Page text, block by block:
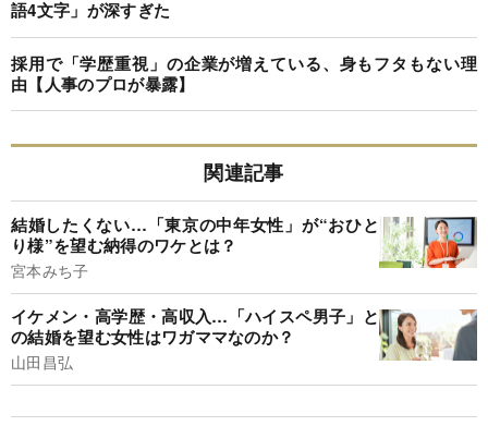
語4文字」が深すぎた
採用で「学歴重視」の企業が増えている、身もフタもない理
由【人事のプロが暴露】
関連記事
結婚したくない…「東京の中年女性」が“おひと
り様”を望む納得のワケとは？
宮本みち子
イケメン・高学歴・高収入…「ハイスペ男子」と
の結婚を望む女性はワガママなのか？
山田昌弘